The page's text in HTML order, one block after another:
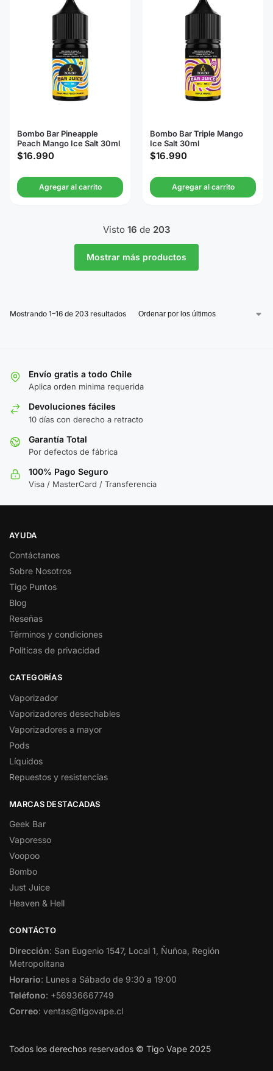
Bombo Bar Pineapple
Peach Mango Ice Salt 30ml
$16.990
Agregar al carrito
Bombo Bar Triple Mango
Ice Salt 30ml
$16.990
Agregar al carrito
Visto 16 de 203
Mostrar más productos
Mostrando 1–16 de 203 resultados
Envío gratis a todo Chile
Aplica orden minima requerida
Devoluciones fáciles
10 días con derecho a retracto
Garantía Total
Por defectos de fábrica
100% Pago Seguro
Visa / MasterCard / Transferencia
AYUDA
Contáctanos
Sobre Nosotros
Tigo Puntos
Blog
Reseñas
Términos y condiciones
Políticas de privacidad
CATEGORÍAS
Vaporizador
Vaporizadores desechables
Vaporizadores a mayor
Pods
Líquidos
Repuestos y resistencias
MARCAS DESTACADAS
Geek Bar
Vaporesso
Voopoo
Bombo
Just Juice
Heaven & Hell
CONTÁCTO
Dirección: San Eugenio 1547, Local 1, Ñuñoa, Región
Metropolitana
Horario: Lunes a Sábado de 9:30 a 19:00
Teléfono: +56936667749
Correo: ventas@tigovape.cl
Todos los derechos reservados © Tigo Vape 2025